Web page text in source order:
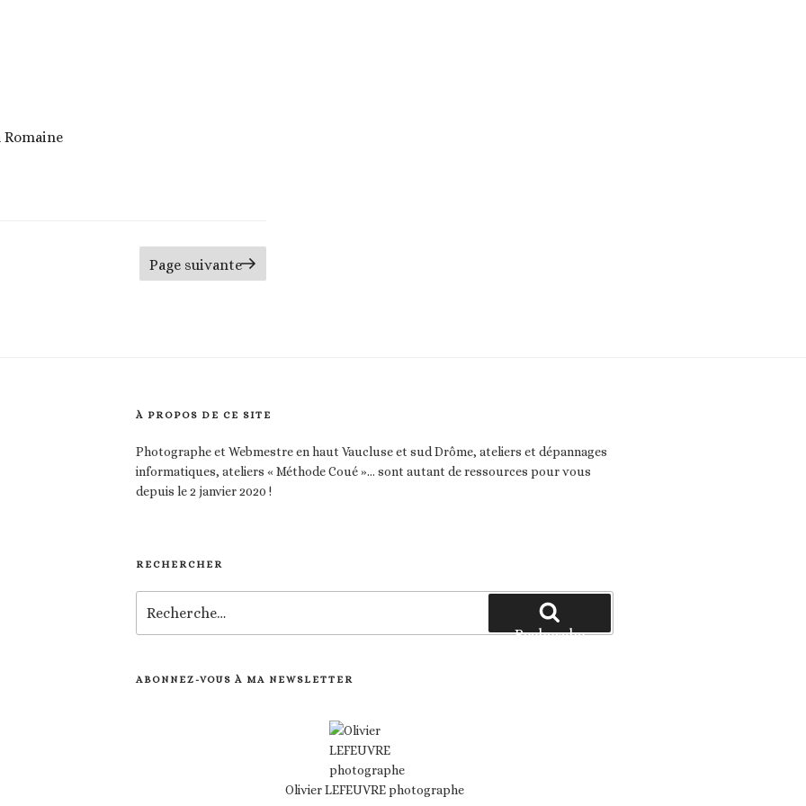
Page suivante
À PROPOS DE CE SITE
Photographe et Webmestre en haut Vaucluse et sud Drôme, ateliers et dépannages
informatiques, ateliers « Méthode Coué »… sont autant de ressources pour vous
depuis le 2 janvier 2020 !
RECHERCHER
pour
:
Recherche
ABONNEZ-VOUS À MA NEWSLETTER
Olivier LEFEUVRE photographe